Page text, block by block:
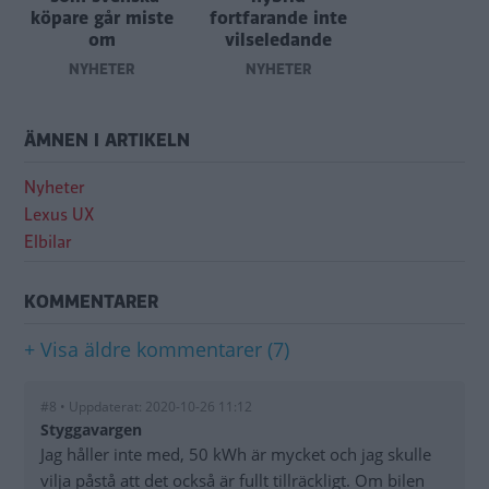
köpare går miste
om
NYHETER
fortfarande inte
vilseledande
NYHETER
ÄMNEN I ARTIKELN
Nyheter
Lexus UX
Elbilar
KOMMENTARER
+ Visa äldre kommentarer (7)
#8 • Uppdaterat: 2020-10-26 11:12
Styggavargen
Jag håller inte med, 50 kWh är mycket och jag skulle
vilja påstå att det också är fullt tillräckligt. Om bilen